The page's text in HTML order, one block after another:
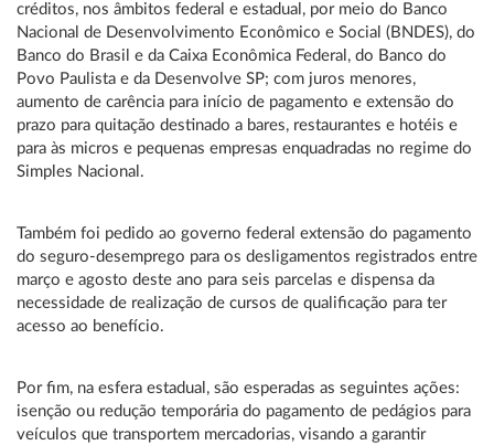
créditos, nos âmbitos federal e estadual, por meio do Banco
Nacional de Desenvolvimento Econômico e Social (BNDES), do
Banco do Brasil e da Caixa Econômica Federal, do Banco do
Povo Paulista e da Desenvolve SP; com juros menores,
aumento de carência para início de pagamento e extensão do
prazo para quitação destinado a bares, restaurantes e hotéis e
para às micros e pequenas empresas enquadradas no regime do
Simples Nacional.
Também foi pedido ao governo federal extensão do pagamento
do seguro-desemprego para os desligamentos registrados entre
março e agosto deste ano para seis parcelas e dispensa da
necessidade de realização de cursos de qualificação para ter
acesso ao benefício.
Por fim, na esfera estadual, são esperadas as seguintes ações:
isenção ou redução temporária do pagamento de pedágios para
veículos que transportem mercadorias, visando a garantir